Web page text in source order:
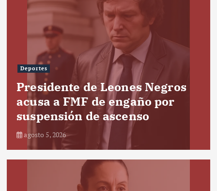
Deportes
Presidente de Leones Negros
acusa a FMF de engaño por
suspensión de ascenso
agosto 5, 2026